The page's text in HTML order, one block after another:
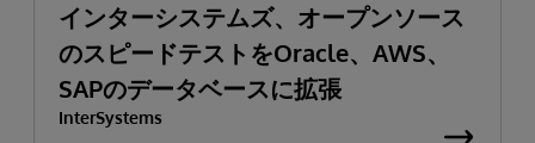
インターシステムズ、オープンソース
のスピードテストをOracle、AWS、
SAPのデータベースに拡張
InterSystems